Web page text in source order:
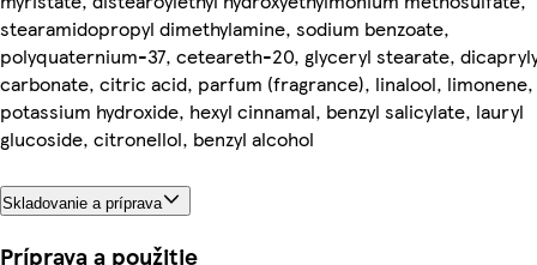
stearamidopropyl dimethylamine, sodium benzoate,
polyquaternium-37, ceteareth-20, glyceryl stearate,
carbonate, citric acid, parfum (fragrance), linalool, limonene,
potassium hydroxide, hexyl cinnamal, benzyl salicylate, lauryl
glucoside, citronellol, benzyl alcohol
Skladovanie a príprava
Príprava a použitie